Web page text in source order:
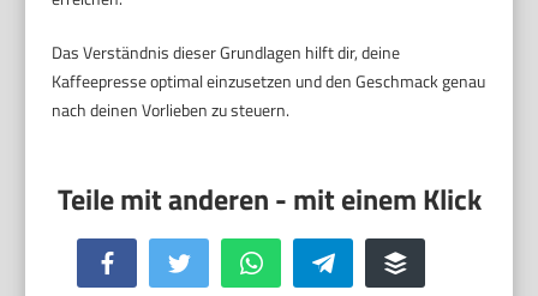
Das Verständnis dieser Grundlagen hilft dir, deine
Kaffeepresse optimal einzusetzen und den Geschmack genau
nach deinen Vorlieben zu steuern.
Facebook Twitter WhatsApp Telegram Buffer